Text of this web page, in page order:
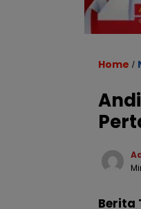
Home /
Berita